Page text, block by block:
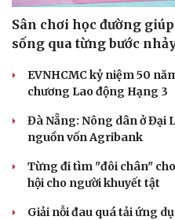
Cải chính
Sân chơi học đường
sống qua từng bước
EVNHCMC kỷ niệm 50
chương Lao động Hạng 3
Đà Nẵng: Nông dân ở Đại
nguồn vốn Agribank
Từng đi tìm "đôi chân"
hội cho người khuyết tật
Giải nỗi đau quá tải ứng